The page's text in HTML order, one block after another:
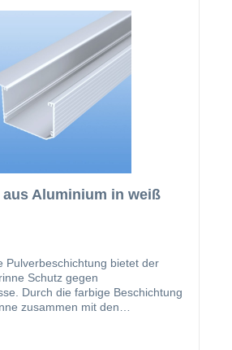
Aluminium in weiß
Pulverbeschichtung bietet der
Schutz gegen
Durch die farbige Beschichtung
zusammen mit den